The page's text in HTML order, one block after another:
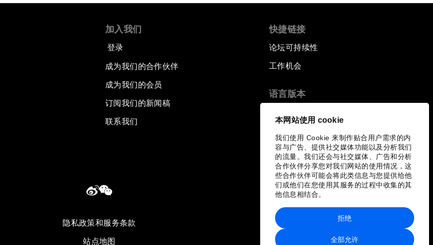
本网站使用 cookie
我们使用 Cookie 来制作贴合用户需求的内
容与广告、提供社交媒体功能以及分析我们
的流量。我们还会与社交媒体、广告和分析
合作伙伴分享您对我们网站的使用情况，这
些合作伙伴可能会将此类信息与您提供给他
们或他们在您使用其服务的过程中收集的其
他信息相结合。
全部允许
拒绝
加入我们
登录
成为我们的合作伙伴
成为我们的会员
订阅我们的新闻稿
联系我们
快捷链接
论坛可持续性
工作机会
语言版本
隐私政策和服务条款
站点地图